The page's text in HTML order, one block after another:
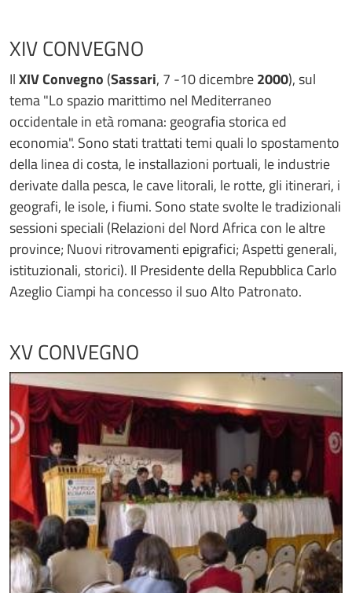
XIV CONVEGNO
IlXIV Convegno (Sassari, 7 -10 dicembre2000), sul
tema "Lo spazio marittimo nel Mediterraneo
occidentale in età romana: geografia storica ed
economia". Sono stati trattati temi quali lo spostamento
della linea di costa, le installazioni portuali, le industrie
derivate dalla pesca, le cave litorali, le rotte, gli itinerari, i
geografi, le isole, i fiumi. Sono state svolte le tradizionali
sessioni speciali (Relazioni del Nord Africa con le altre
province; Nuovi ritrovamenti epigrafici; Aspetti generali,
istituzionali, storici). Il Presidente della Repubblica Carlo
Azeglio Ciampi ha concesso il suo Alto Patronato.
XV CONVEGNO